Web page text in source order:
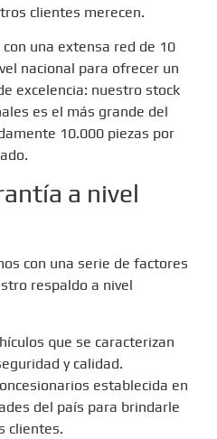
clientes merecen.
una extensa red de 10
nacional para ofrecer un
excelencia: nuestro stock
es el más grande del
10.000 piezas por
a nivel
con una serie de factores
respaldo a nivel
que se caracterizan
y calidad.
establecida en
del país para brindarle
clientes.